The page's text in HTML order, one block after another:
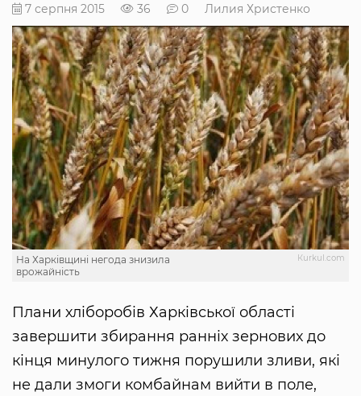
7 серпня 2015 36 0 Лилия Христенко
Кurkul.com
На Харківщині негода знизила
врожайність
Плани хліборобів Харківської області
завершити збирання ранніх зернових до
кінця минулого тижня порушили зливи, які
не дали змоги комбайнам вийти в поле,